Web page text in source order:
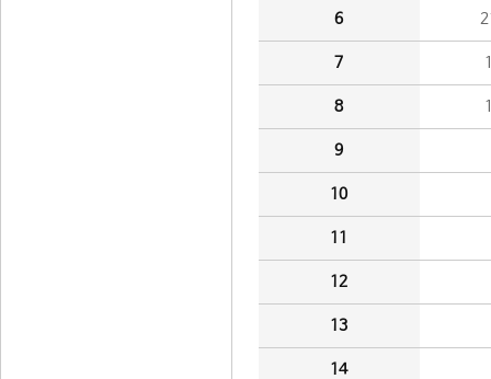
6
7
8
9
10
11
12
13
14